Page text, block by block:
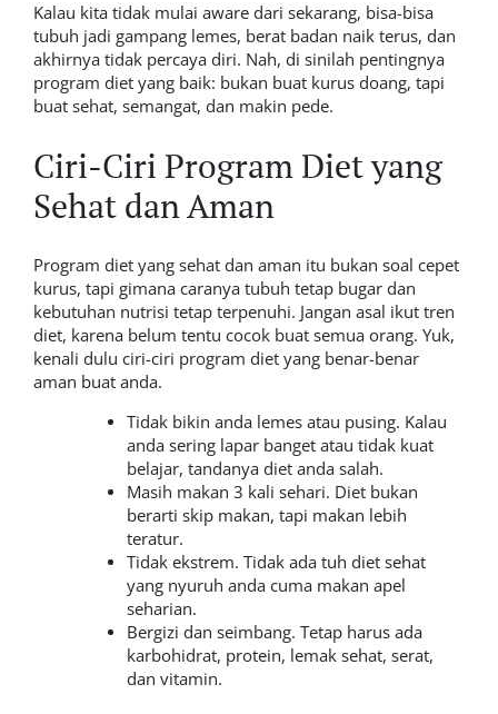
Kalau kita tidak mulai aware dari sekarang, bisa-bisa
tubuh jadi gampang lemes, berat badan naik terus, dan
akhirnya tidak percaya diri. Nah, di sinilah pentingnya
program diet yang baik: bukan buat kurus doang, tapi
buat sehat, semangat, dan makin pede.
Ciri-Ciri Program Diet yang
Sehat dan Aman
Program diet yang sehat dan aman itu bukan soal cepet
kurus, tapi gimana caranya tubuh tetap bugar dan
kebutuhan nutrisi tetap terpenuhi. Jangan asal ikut tren
diet, karena belum tentu cocok buat semua orang. Yuk,
kenali dulu ciri-ciri program diet yang benar-benar
aman buat anda.
Tidak bikin anda lemes atau pusing. Kalau
anda sering lapar banget atau tidak kuat
belajar, tandanya diet anda salah.
Masih makan 3 kali sehari. Diet bukan
berarti skip makan, tapi makan lebih
teratur.
Tidak ekstrem. Tidak ada tuh diet sehat
yang nyuruh anda cuma makan apel
seharian.
Bergizi dan seimbang. Tetap harus ada
karbohidrat, protein, lemak sehat, serat,
dan vitamin.